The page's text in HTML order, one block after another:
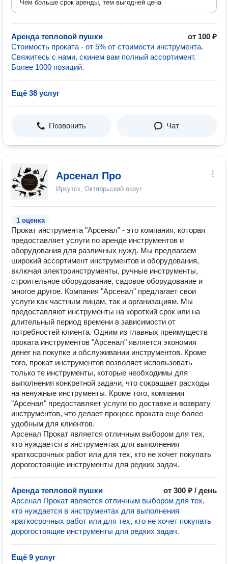
Чем больше срок аренды, тем выгодней цена
Аренда тепловой пушки
от 100 ₽
Стоимость проката - от 5% от стоимости инструмента.
Свяжитесь с нами, скинем вам полный ассортимент.
Более 1000 позиций.
Ещё 38 услуг
Позвонить Чат
Арсенал Про
Иркутск, Октябрьский округ
1 оценка
Прокат инструмента "Арсенал" - это компания, которая
предоставляет услуги по аренде инструментов и
оборудования для различных нужд. Мы предлагаем
широкий ассортимент инструментов и оборудования,
включая электроинструменты, ручные инструменты,
строительное оборудование, садовое оборудование и
многое другое. Компания "Арсенал" предлагает свои
услуги как частным лицам, так и организациям. Мы
предоставляют инструменты на короткий срок или на
длительный период времени в зависимости от
потребностей клиента. Одним из главных преимуществ
проката инструментов "Арсенал" является экономия
денег на покупке и обслуживании инструментов. Кроме
того, прокат инструментов позволяет использовать
только те инструменты, которые необходимы для
выполнения конкретной задачи, что сокращает расходы
на ненужные инструменты. Кроме того, компания
"Арсенал" предоставляет услуги по доставке и возврату
инструментов, что делает процесс проката еще более
удобным для клиентов.
Арсенал Прокат является отличным выбором для тех,
кто нуждается в инструментах для выполнения
краткосрочных работ или для тех, кто не хочет покупать
дорогостоящие инструменты для редких задач.
Аренда тепловой пушки
от 300 ₽ / день
Арсенал Прокат является отличным выбором для тех,
кто нуждается в инструментах для выполнения
краткосрочных работ или для тех, кто не хочет покупать
дорогостоящие инструменты для редких задач.
Ещё 9 услуг